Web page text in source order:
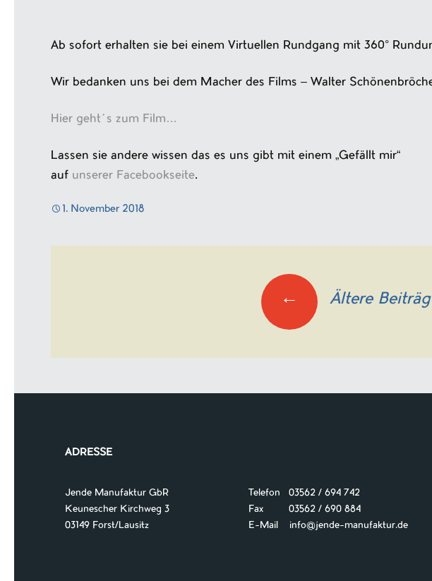
Ab sofort erhalten sie bei einem Virtuellen Rundgang mit 360°
Wir bedanken uns bei dem Macher des Films – Walter
Hier geht´s zum Film…
Lassen sie andere wissen das es uns gibt mit einem „Gefällt mir“
auf unserer Facebookseite.
1. November 2018
← Ältere
ADRESSE
Jende Manufaktur GbR
Keunescher Kirchweg 3
03149 Forst/Lausitz
Telefon 03562 / 694 742
Fax 03562 / 690 884
E-Mail
info@jende-manufaktur.de